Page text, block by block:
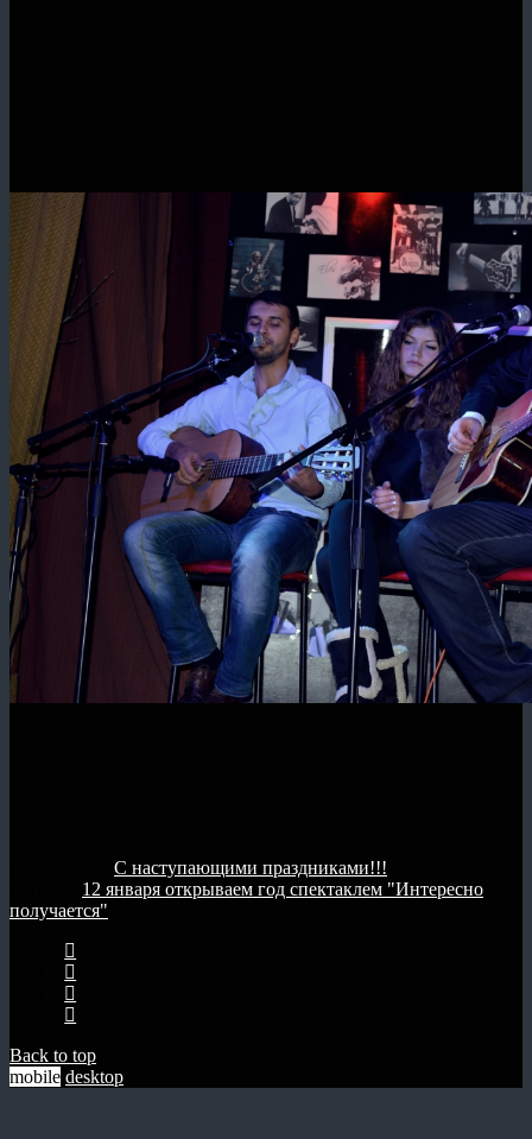
С наступающими праздниками!!!
12 января открываем год спектаклем "Интересно
получается"
Back to top
mobile desktop